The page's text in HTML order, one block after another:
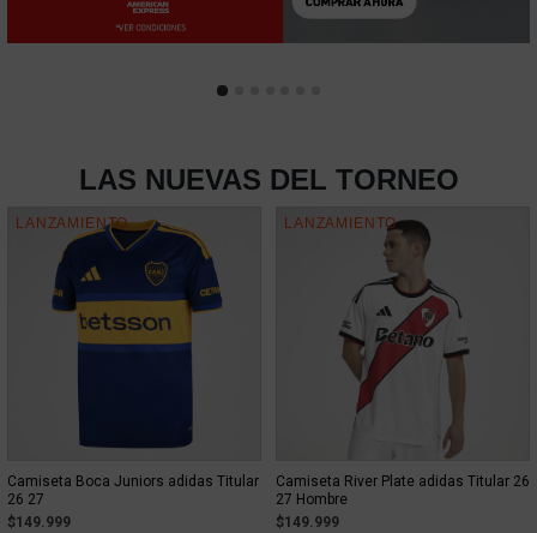
LAS NUEVAS DEL TORNEO
LANZAMIENTO
Camiseta Boca Juniors adidas Titular
26 27
$149.999
LANZAMIENTO
Camiseta River Plate adidas Titular 26
27 Hombre
$149.999